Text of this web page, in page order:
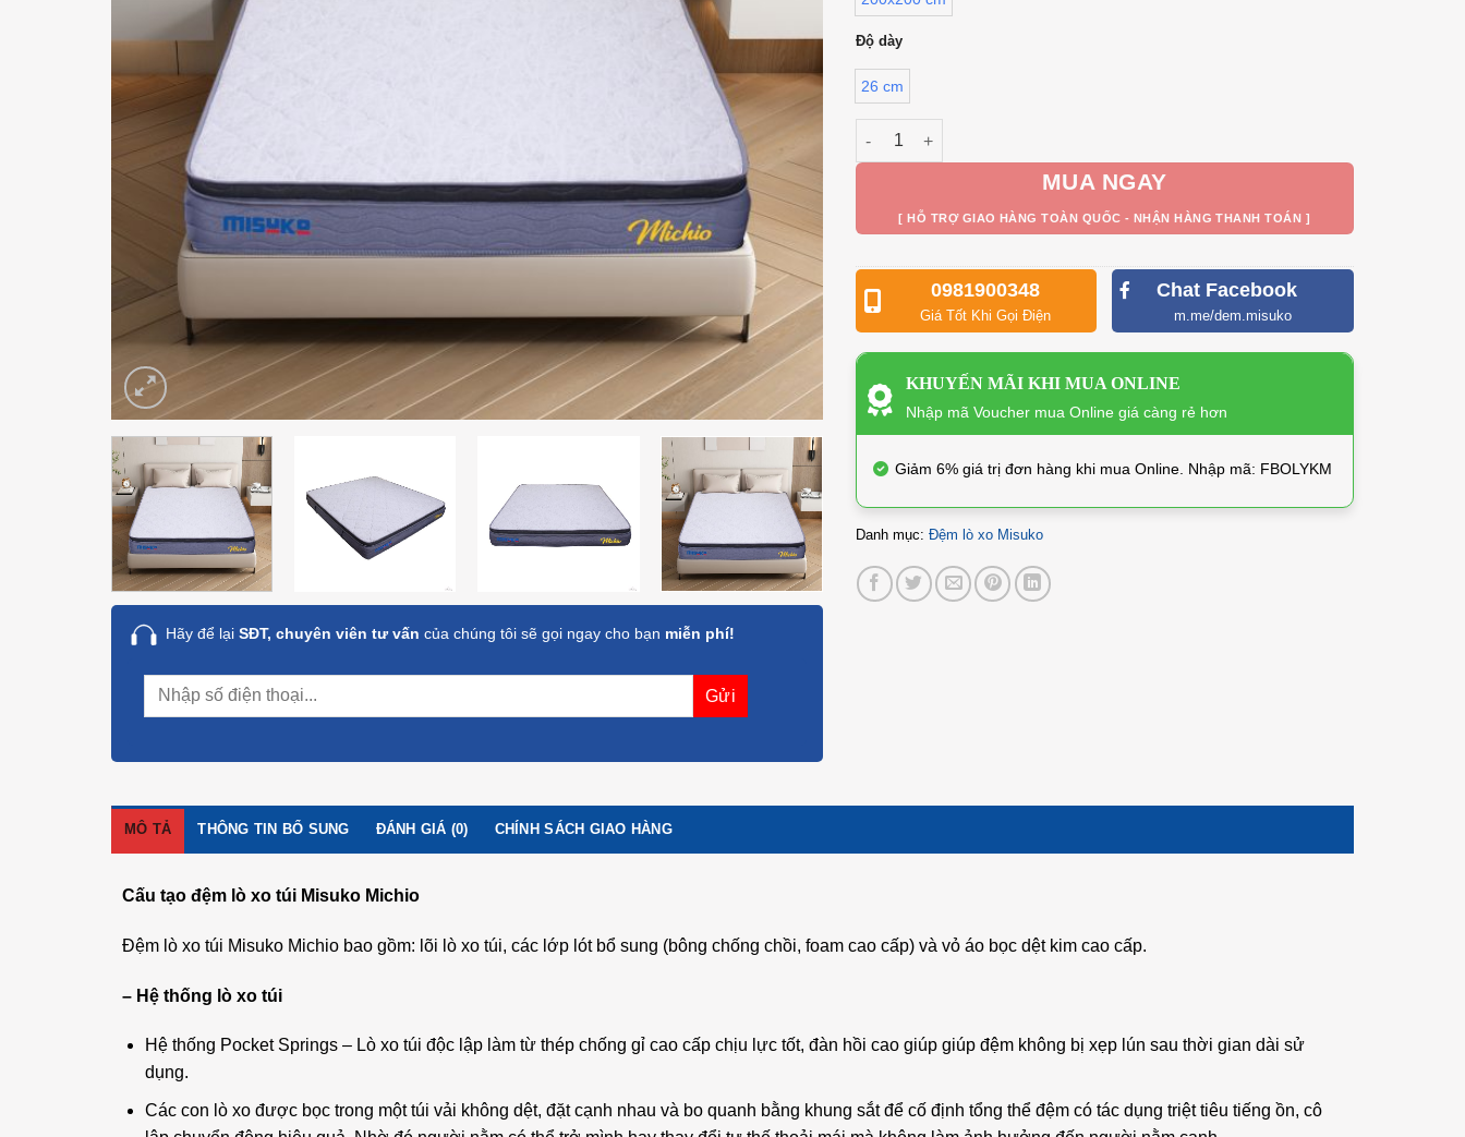
Hãy để lại SĐT, chuyên viên tư vấn của chúng tôi sẽ gọi ngay cho bạn miễn phí!
Độ dày
26 cm
Đệm lò xo túi Nhật Bản Misuko Michio dày 26cm số lượng
MUA NGAY
[ HỖ TRỢ GIAO HÀNG TOÀN QUỐC - NHẬN HÀNG THANH TOÁN ]
0981900348
Giá Tốt Khi Gọi Điện
Chat Facebook
m.me/dem.misuko
KHUYẾN MÃI KHI MUA ONLINE
Nhập mã Voucher mua Online giá càng rẻ hơn
Giảm 6% giá trị đơn hàng khi mua Online. Nhập mã: FBOLYKM
Danh mục: Đệm lò xo Misuko
MÔ TẢ THÔNG TIN BỔ SUNG ĐÁNH GIÁ (0) CHÍNH SÁCH GIAO HÀNG
Cấu tạo đệm lò xo túi Misuko Michio
Đệm lò xo túi Misuko Michio bao gồm: lõi lò xo túi, các lớp lót bổ sung (bông chống chồi, foam cao cấp) và vỏ áo bọc dệt kim cao cấp.
– Hệ thống lò xo túi
Hệ thống Pocket Springs – Lò xo túi độc lập làm từ thép chống gỉ cao cấp chịu lực tốt, đàn hồi cao giúp giúp đệm không bị xẹp lún sau thời gian dài sử
dụng.
Các con lò xo được bọc trong một túi vải không dệt, đặt cạnh nhau và bo quanh bằng khung sắt để cố định tổng thể đệm có tác dụng triệt tiêu tiếng ồn, cô